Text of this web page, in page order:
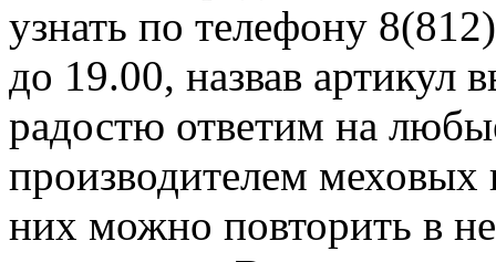
узнать по телефону
до 19.00, назвав
радостю ответим на
производителем
них можно повторить в